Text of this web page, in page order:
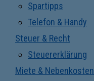
Spartipps
Telefon & Handy
Steuer & Recht
Steuererklärung
Miete & Nebenkosten